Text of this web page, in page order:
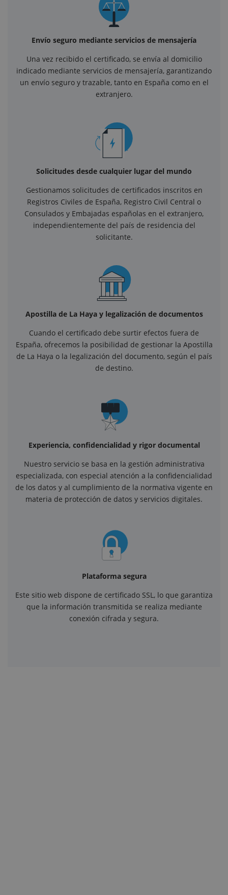
Envío seguro mediante servicios de mensajería
Una vez recibido el certificado, se envía al domicilio
indicado mediante servicios de mensajería, garantizando
un envío seguro y trazable, tanto en España como en el
extranjero.
Solicitudes desde cualquier lugar del mundo
Gestionamos solicitudes de certificados inscritos en
Registros Civiles de España, Registro Civil Central o
Consulados y Embajadas españolas en el extranjero,
independientemente del país de residencia del
solicitante.
Apostilla de La Haya y legalización de documentos
Cuando el certificado debe surtir efectos fuera de
España, ofrecemos la posibilidad de gestionar la Apostilla
de La Haya o la legalización del documento, según el país
de destino.
Experiencia, confidencialidad y rigor documental
Nuestro servicio se basa en la gestión administrativa
especializada, con especial atención a la confidencialidad
de los datos y al cumplimiento de la normativa vigente en
materia de protección de datos y servicios digitales.
Plataforma segura
Este sitio web dispone de certificado SSL, lo que garantiza
que la información transmitida se realiza mediante
conexión cifrada y segura.